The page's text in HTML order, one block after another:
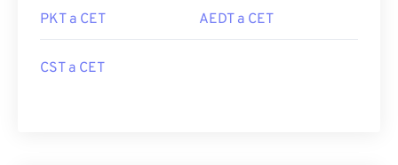
PKT a CET AEDT a CET
CST a CET